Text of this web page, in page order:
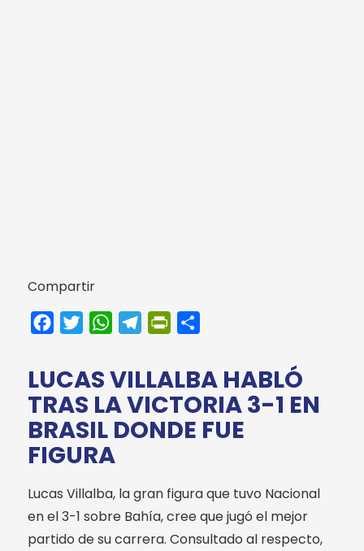
Compartir
FacebookTwitterWhatsAppTelegramPrintFriendly
LUCAS VILLALBA HABLÓ
TRAS LA VICTORIA 3-1 EN
BRASIL DONDE FUE
FIGURA
Lucas Villalba, la gran figura que tuvo Nacional
en el 3-1 sobre Bahía, cree que jugó el mejor
partido de su carrera. Consultado al respecto,